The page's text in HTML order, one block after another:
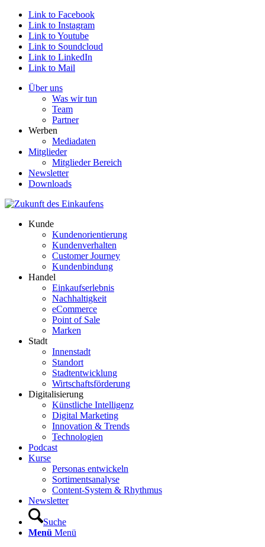
Link to Facebook
Link to Instagram
Link to Youtube
Link to Soundcloud
Link to LinkedIn
Link to Mail
Über uns
Was wir tun
Team
Partner
Werben
Mediadaten
Mitglieder
Mitglieder Bereich
Newsletter
Downloads
Kunde
Kundenorientierung
Kundenverhalten
Customer Journey
Kundenbindung
Handel
Einkaufserlebnis
Nachhaltigkeit
eCommerce
Point of Sale
Marken
Stadt
Innenstadt
Standort
Stadtentwicklung
Wirtschaftsförderung
Digitalisierung
Künstliche Intelligenz
Digital Marketing
Innovation & Trends
Technologien
Podcast
Kurse
Personas entwickeln
Sortimentsanalyse
Content-System & Rhythmus
Newsletter
Suche
Menü Menü